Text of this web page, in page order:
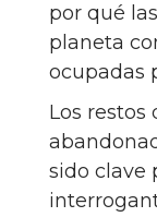
por qué
planeta
ocupadas
Los
sido clave